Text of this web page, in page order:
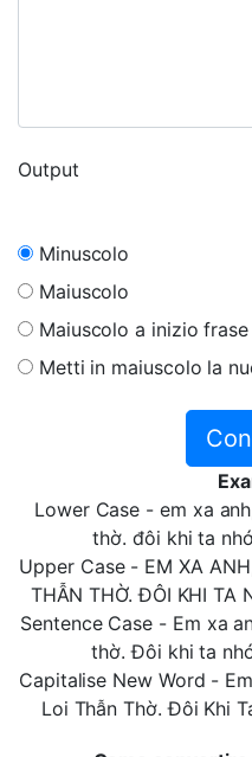
Output
Minuscolo
Maiuscolo
Maiuscolo a inizio frase
Metti in maiuscolo la
Lower Case - em xa
thờ. đôi khi ta
Upper Case - EM XA
THẪN THỜ. ĐÔI KHI TA
Sentence Case - Em xa
thờ. Đôi khi ta
Capitalise New Word -
Loi Thẫn Thờ. Đôi Khi